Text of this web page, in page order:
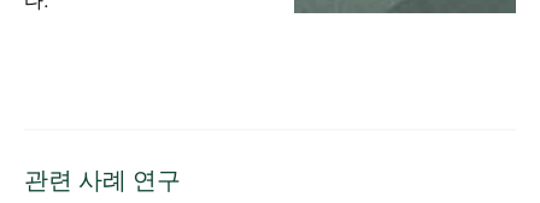
관련 사례 연구